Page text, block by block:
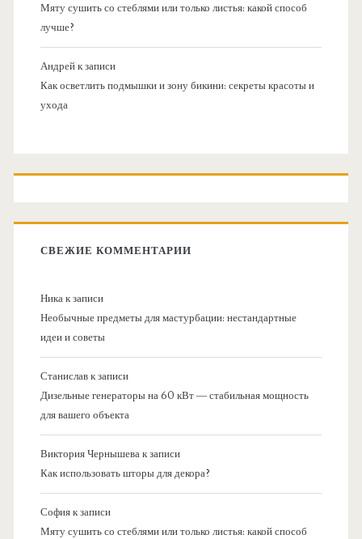
Мяту сушить со стеблями или только листья: какой способ
лучше?
Андрейк записи
Как осветлить подмышки и зону бикини: секреты красоты и
ухода
СВЕЖИЕ КОММЕНТАРИИ
Никак записи
Необычные предметы для мастурбации: нестандартные
идеи и советы
Станиславк записи
Дизельные генераторы на 60 кВт — стабильная мощность
для вашего объекта
Виктория Чернышевак записи
Как использовать шторы для декора?
Софияк записи
Мяту сушить со стеблями или только листья: какой способ